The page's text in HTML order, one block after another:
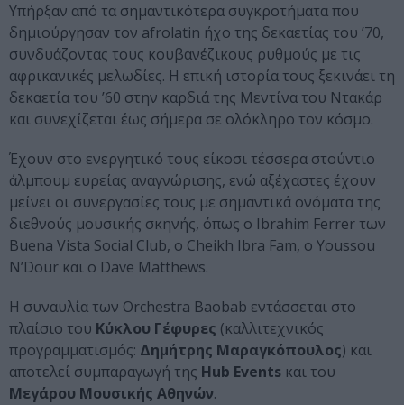
Υπήρξαν από τα σημαντικότερα συγκροτήματα που
δημιούργησαν τον afrolatin ήχο της δεκαετίας του ’70,
συνδυάζοντας τους κουβανέζικους ρυθμούς με τις
αφρικανικές μελωδίες. Η επική ιστορία τους ξεκινάει τη
δεκαετία του ’60 στην καρδιά της Μεντίνα του Ντακάρ
και συνεχίζεται έως σήμερα σε ολόκληρο τον κόσμο.
Έχουν στο ενεργητικό τους είκοσι τέσσερα στούντιο
άλμπουμ ευρείας αναγνώρισης, ενώ αξέχαστες έχουν
μείνει οι συνεργασίες τους με σημαντικά ονόματα της
διεθνούς μουσικής σκηνής, όπως ο Ibrahim Ferrer των
Buena Vista Social Club, ο Cheikh Ibra Fam, ο Youssou
N’Dour και ο Dave Matthews.
Η συναυλία των Orchestra Baobab εντάσσεται στο
πλαίσιο του Κύκλου Γέφυρες (καλλιτεχνικός
προγραμματισμός: Δημήτρης Μαραγκόπουλος) και
αποτελεί συμπαραγωγή της Hub Events και του
Μεγάρου Μουσικής Αθηνών.